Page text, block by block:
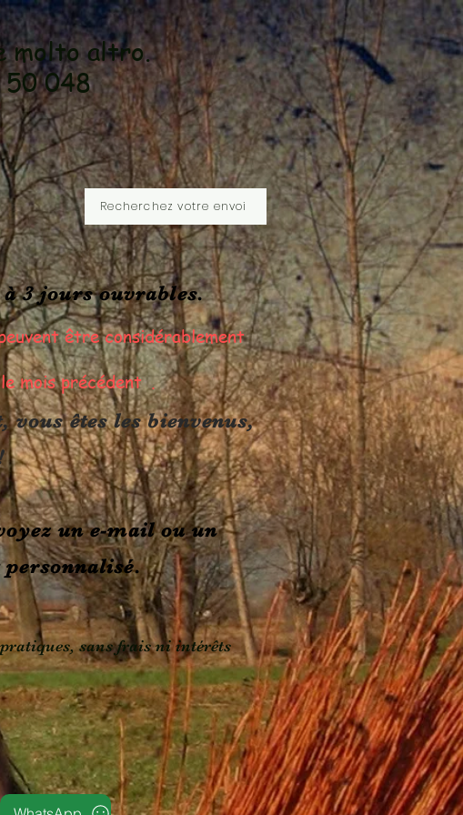
molto altro.
048
Recherchez votre envoi
3 jours ouvrables.
être considérablement
mois précédent .
vous êtes les bienvenus,
un e-mail ou un
personnalisé.
sans frais ni intérêts